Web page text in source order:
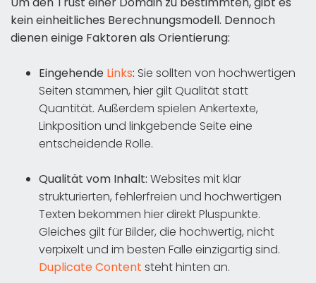
kein einheitliches Berechnungsmodell. Dennoch
dienen einige Faktoren als Orientierung:
Eingehende Links: Sie sollten von hochwertigen
Seiten stammen, hier gilt Qualität statt
Quantität. Außerdem spielen Ankertexte,
Linkposition und linkgebende Seite eine
entscheidende Rolle.
Qualität vom Inhalt: Websites mit klar
strukturierten, fehlerfreien und hochwertigen
Texten bekommen hier direkt Pluspunkte.
Gleiches gilt für Bilder, die hochwertig, nicht
verpixelt und im besten Falle einzigartig sind.
Duplicate Content steht hinten an.